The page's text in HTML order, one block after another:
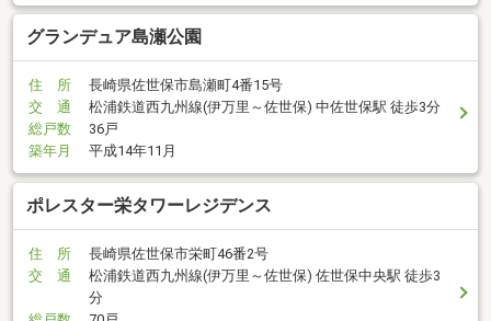
グランデュア島瀬公園
住 所
長崎県佐世保市島瀬町4番15号
交 通
松浦鉄道西九州線(伊万里～佐世保) 中佐世保駅 徒歩3分
総戸数
36戸
築年月
平成14年11月
ポレスター栄タワーレジデンス
住 所
長崎県佐世保市栄町46番2号
交 通
松浦鉄道西九州線(伊万里～佐世保) 佐世保中央駅 徒歩3
分